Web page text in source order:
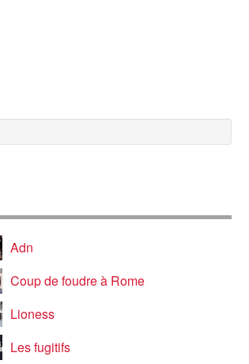
Adn
Coup de foudre à Rome
Lioness
Les fugitifs